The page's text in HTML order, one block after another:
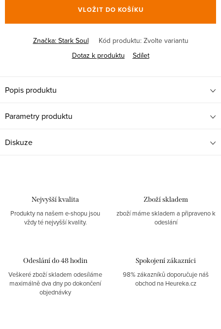
VLOŽIT DO KOŠÍKU
Značka: Stark Soul Kód produktu: Zvolte variantu
Dotaz k produktu
Sdílet
Popis produktu
Parametry produktu
Diskuze
Nejvyšší kvalita
Produkty na našem e-shopu jsou
vždy té nejvyšší kvality.
Zboží skladem
zboží máme skladem a připraveno k
odeslání
Odeslání do 48 hodin
Veškeré zboží skladem odesíláme
maximálně dva dny po dokončení
objednávky
Spokojení zákazníci
98% zákazníků doporučuje náš
obchod na Heureka.cz